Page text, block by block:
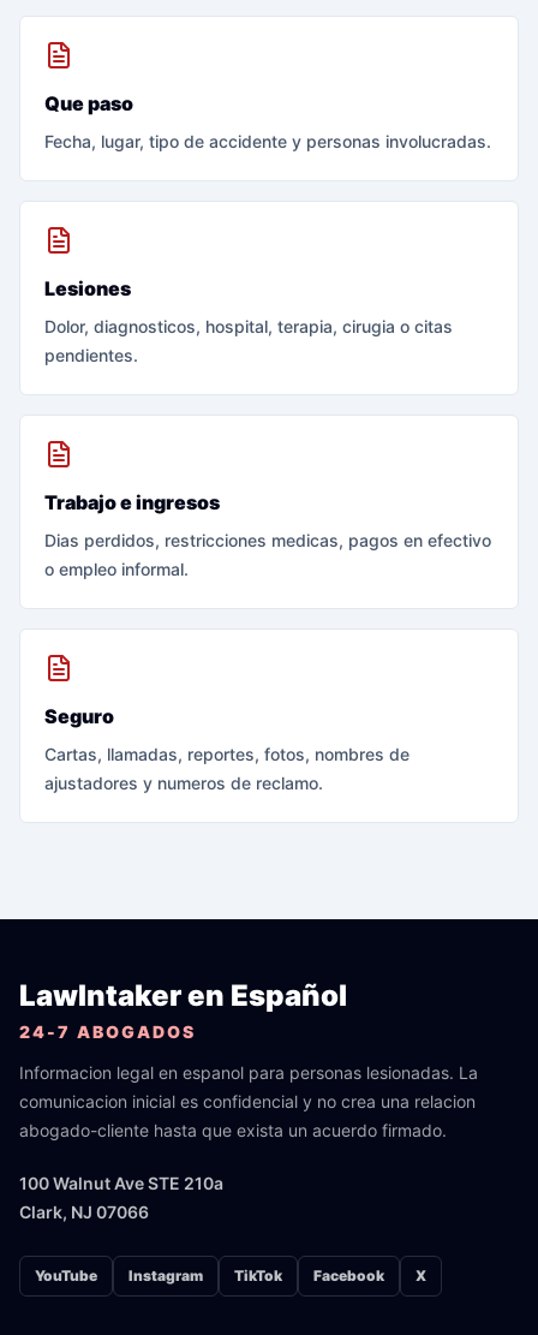
Que paso
Fecha, lugar, tipo de accidente y personas involucradas.
Lesiones
Dolor, diagnosticos, hospital, terapia, cirugia o citas
pendientes.
Trabajo e ingresos
Dias perdidos, restricciones medicas, pagos en efectivo
o empleo informal.
Seguro
Cartas, llamadas, reportes, fotos, nombres de
ajustadores y numeros de reclamo.
LawIntaker en Español
24-7 ABOGADOS
Informacion legal en espanol para personas lesionadas. La
comunicacion inicial es confidencial y no crea una relacion
abogado-cliente hasta que exista un acuerdo firmado.
100 Walnut Ave STE 210a
Clark, NJ 07066
YouTube Instagram TikTok Facebook X